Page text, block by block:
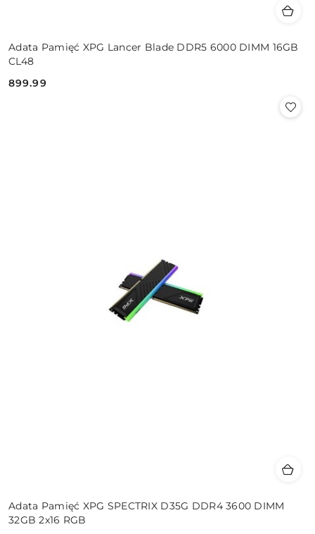
Adata Pamięć XPG Lancer Blade DDR5 6000 DIMM 16GB
CL48
Cena:
899.99
Adata Pamięć XPG SPECTRIX D35G DDR4 3600 DIMM
32GB 2x16 RGB